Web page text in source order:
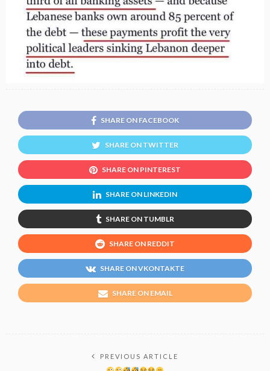
SHARE ON FACEBOOK
SHARE ON TWITTER
SHARE ON PINTEREST
SHARE ON LINKEDIN
SHARE ON TUMBLR
SHARE ON REDDIT
SHARE ON VKONTAKTE
SHARE ON EMAIL
PREVIOUS ARTICLE